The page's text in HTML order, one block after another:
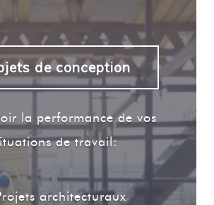
de conception
la performance de vos
de travail:
architecturaux